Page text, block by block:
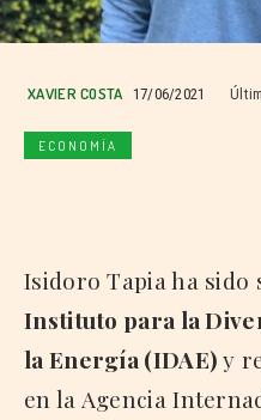
XAVIER COSTA 17/06/2021
ECONOMÍA
Isidoro Tapia ha
Instituto para la
la Energía (IDAE)y
en la Agencia